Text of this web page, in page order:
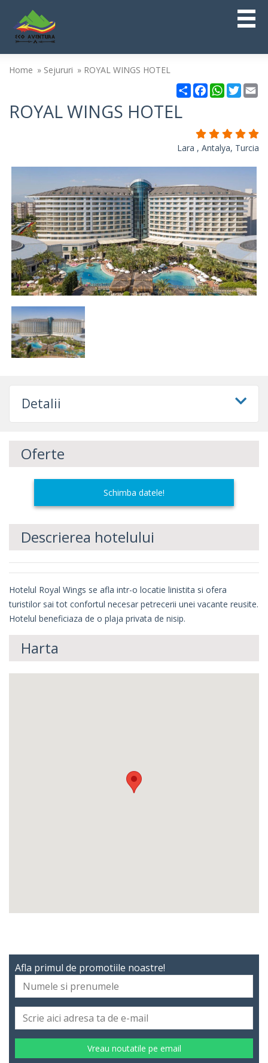
Home Sejururi ROYAL WINGS HOTEL
Partajare
Facebook
ROYAL WINGS HOTEL
Lara , Antalya, Turcia
Detalii
Oferte
Schimba datele!
Descrierea hotelului
Hotelul Royal Wings se afla intr-o locatie linistita si ofera
turistilor sai tot confortul necesar petrecerii unei vacante reusite.
Hotelul beneficiaza de o plaja privata de nisip.
Harta
Afla primul de promotiile noastre!
Vreau noutatile pe email